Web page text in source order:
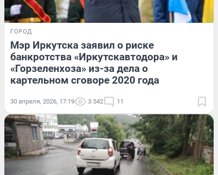
ГОРОД
Мэр Иркутска заявил о риске
банкротства «Иркутскавтодора» и
«Горзеленхоза» из-за дела о
картельном сговоре 2020 года
30 апреля, 2026, 17:19 3 542 11